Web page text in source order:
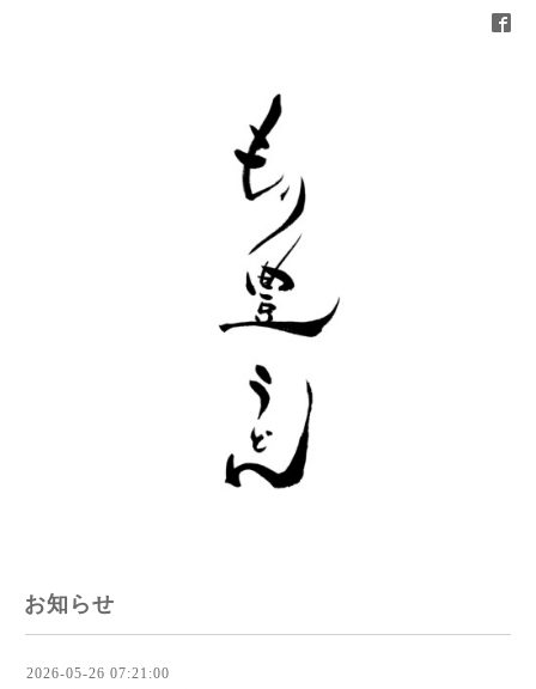
お知らせ
2026-05-26 07:21:00